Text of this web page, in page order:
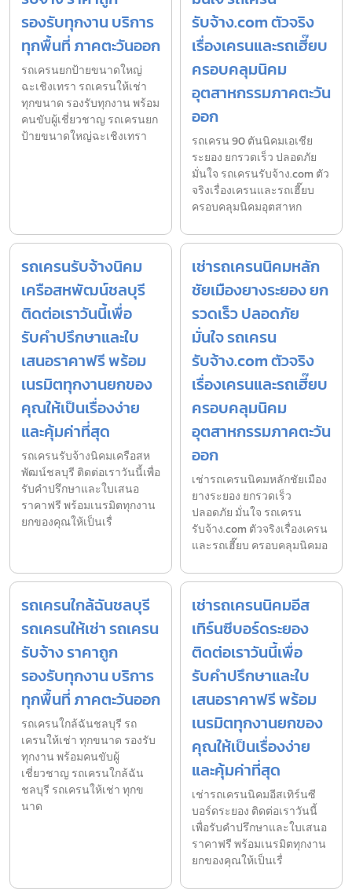
รองรับทุกงาน บริการ
ทุกพื้นที่ ภาคตะวันออก
รถเครนยกป้ายขนาดใหญ่
ฉะเชิงเทรา รถเครนให้เช่า
ทุกขนาด รองรับทุกงาน พร้อม
คนขับผู้เชี่ยวชาญ รถเครนยก
ป้ายขนาดใหญ่ฉะเชิงเทรา
รับจ้าง.com ตัวจริง
เรื่องเครนและรถเฮี๊ยบ
ครอบคลุมนิคม
อุตสาหกรรมภาคตะวัน
ออก
รถเครน 90 ตันนิคมเอเชีย
ระยอง ยกรวดเร็ว ปลอดภัย
มั่นใจ รถเครนรับจ้าง.com ตัว
จริงเรื่องเครนและรถเฮี๊ยบ
ครอบคลุมนิคมอุตสาหก
รถเครนรับจ้างนิคม
เครือสหพัฒน์ชลบุรี
ติดต่อเราวันนี้เพื่อ
รับคำปรึกษาและใบ
เสนอราคาฟรี พร้อม
เนรมิตทุกงานยกของ
คุณให้เป็นเรื่องง่าย
และคุ้มค่าที่สุด
รถเครนรับจ้างนิคมเครือสห
พัฒน์ชลบุรี ติดต่อเราวันนี้เพื่อ
รับคำปรึกษาและใบเสนอ
ราคาฟรี พร้อมเนรมิตทุกงาน
ยกของคุณให้เป็นเรื่
เช่ารถเครนนิคมหลัก
ชัยเมืองยางระยอง ยก
รวดเร็ว ปลอดภัย
มั่นใจ รถเครน
รับจ้าง.com ตัวจริง
เรื่องเครนและรถเฮี๊ยบ
ครอบคลุมนิคม
อุตสาหกรรมภาคตะวัน
ออก
เช่ารถเครนนิคมหลักชัยเมือง
ยางระยอง ยกรวดเร็ว
ปลอดภัย มั่นใจ รถเครน
รับจ้าง.com ตัวจริงเรื่องเครน
และรถเฮี๊ยบ ครอบคลุมนิคมอ
รถเครนใกล้ฉันชลบุรี
รถเครนให้เช่า รถเครน
รับจ้าง ราคาถูก
รองรับทุกงาน บริการ
ทุกพื้นที่ ภาคตะวันออก
รถเครนใกล้ฉันชลบุรี รถ
เครนให้เช่า ทุกขนาด รองรับ
ทุกงาน พร้อมคนขับผู้
เชี่ยวชาญ รถเครนใกล้ฉัน
ชลบุรี รถเครนให้เช่า ทุกข
นาด
เช่ารถเครนนิคมอีส
เทิร์นซีบอร์ดระยอง
ติดต่อเราวันนี้เพื่อ
รับคำปรึกษาและใบ
เสนอราคาฟรี พร้อม
เนรมิตทุกงานยกของ
คุณให้เป็นเรื่องง่าย
และคุ้มค่าที่สุด
เช่ารถเครนนิคมอีสเทิร์นซี
บอร์ดระยอง ติดต่อเราวันนี้
เพื่อรับคำปรึกษาและใบเสนอ
ราคาฟรี พร้อมเนรมิตทุกงาน
ยกของคุณให้เป็นเรื่